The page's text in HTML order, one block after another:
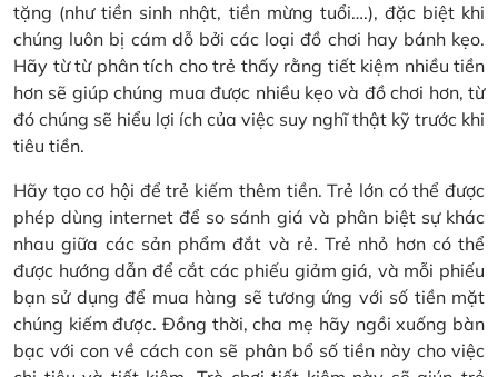
tặng (như tiền sinh nhật, tiền mừng tuổi….), đặc biệt khi
chúng luôn bị cám dỗ bởi các loại đồ chơi hay bánh kẹo.
Hãy từ từ phân tích cho trẻ thấy rằng tiết kiệm nhiều tiền
hơn sẽ giúp chúng mua được nhiều kẹo và đồ chơi hơn, từ
đó chúng sẽ hiểu lợi ích của việc suy nghĩ thật kỹ trước khi
tiêu tiền.
Hãy tạo cơ hội để trẻ kiếm thêm tiền. Trẻ lớn có thể được
phép dùng internet để so sánh giá và phân biệt sự khác
nhau giữa các sản phẩm đắt và rẻ. Trẻ nhỏ hơn có thể
được hướng dẫn để cắt các phiếu giảm giá, và mỗi phiếu
bạn sử dụng để mua hàng sẽ tương ứng với số tiền mặt
chúng kiếm được. Đồng thời, cha mẹ hãy ngồi xuống bàn
bạc với con về cách con sẽ phân bổ số tiền này cho việc